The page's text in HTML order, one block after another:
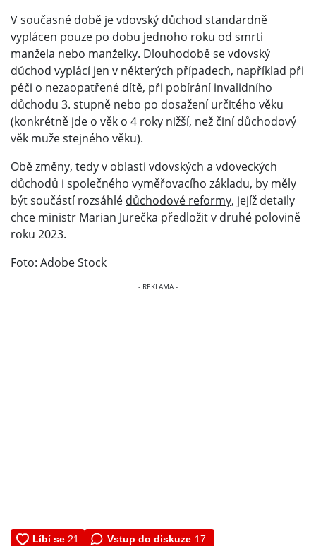
V současné době je vdovský důchod standardně
vyplácen pouze po dobu jednoho roku od smrti
manžela nebo manželky. Dlouhodobě se vdovský
důchod vyplácí jen v některých případech, například při
péči o nezaopatřené dítě, při pobírání invalidního
důchodu 3. stupně nebo po dosažení určitého věku
(konkrétně jde o věk o 4 roky nižší, než činí důchodový
věk muže stejného věku).
Obě změny, tedy v oblasti vdovských a vdoveckých
důchodů i společného vyměřovacího základu, by měly
být součástí rozsáhlé důchodové reformy, jejíž detaily
chce ministr Marian Jurečka předložit v druhé polovině
roku 2023.
Foto: Adobe Stock
Vstup do diskuze 17